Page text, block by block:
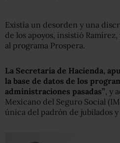
Existía un desorden y una
de los apoyos, insistió
al programa Prospera.
La Secretaría de Hacienda,
la base de datos de los
administraciones pasadas”, y
Mexicano del Seguro Social
única del padrón de jubilados